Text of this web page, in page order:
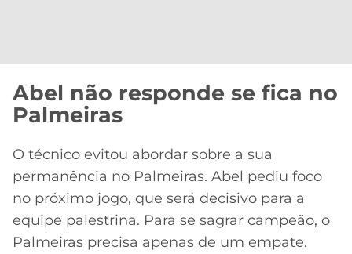
Abel não responde se fica no
Palmeiras
O técnico evitou abordar sobre a sua
permanência no Palmeiras. Abel pediu foco
no próximo jogo, que será decisivo para a
equipe palestrina. Para se sagrar campeão, o
Palmeiras precisa apenas de um empate.